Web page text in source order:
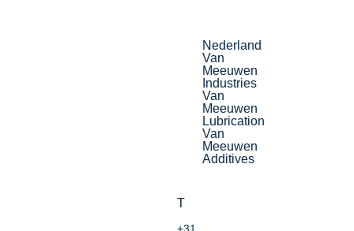
Nederland
Van
Meeuwen
Industries
Van
Meeuwen
Lubrication
Van
Meeuwen
Additives
T